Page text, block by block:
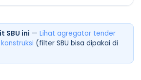
SBU ini — Lihat agregator tender
(filter SBU bisa dipakai di